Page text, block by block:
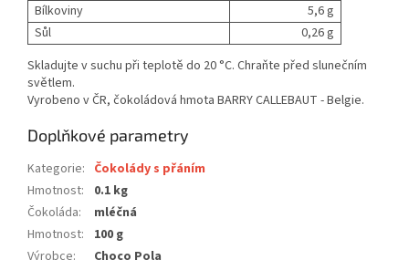
Bílkoviny
5,6 g
Sůl
0,26 g
Skladujte v suchu při teplotě do 20 °C. Chraňte před slunečním
světlem.
Vyrobeno v ČR, čokoládová hmota BARRY CALLEBAUT - Belgie.
Doplňkové parametry
Kategorie: Čokolády s přáním
Hmotnost:
0.1 kg
Čokoláda:
mléčná
Hmotnost:
100 g